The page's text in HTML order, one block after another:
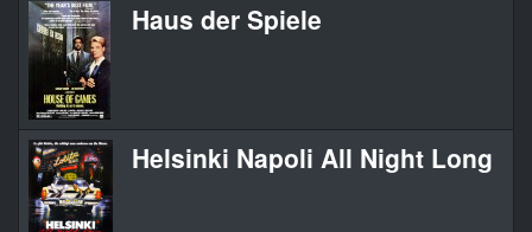
Haus der Spiele
Helsinki Napoli All Night Long